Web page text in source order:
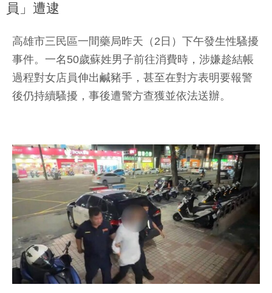
員」遭逮
高雄市三民區一間藥局昨天（2日）下午發生性騷擾
事件。一名50歲蘇姓男子前往消費時，涉嫌趁結帳
過程對女店員伸出鹹豬手，甚至在對方表明要報警
後仍持續騷擾，事後遭警方查獲並依法送辦。